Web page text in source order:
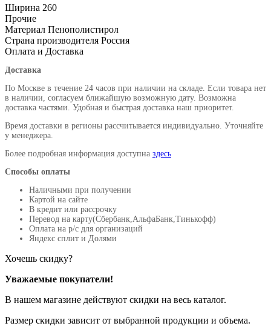
Ширина 260
Прочие
Материал Пенополистирол
Страна производителя Россия
Оплата и Доставка
Доставка
По Москве в течение 24 часов при наличии на складе. Если товара нет
в наличии, согласуем ближайшую возможную дату. Возможна
доставка частями. Удобная и быстрая доставка наш приоритет.
Время доставки в регионы рассчитывается индивидуально. Уточняйте
у менеджера.
Более подробная информация доступна здесь
Способы оплаты
Наличными при получении
Картой на сайте
В кредит или рассрочку
Перевод на карту(Сбербанк,АльфаБанк,Тинькофф)
Оплата на р/c для организаций
Яндекс сплит и Долями
Хочешь скидку?
Уважаемые покупатели!
В нашем магазине действуют скидки на весь каталог.
Размер скидки зависит от выбранной продукции и объема.